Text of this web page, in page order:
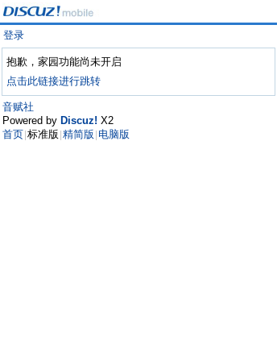
登录
抱歉，家园功能尚未开启
点击此链接进行跳转
音赋社
Powered by Discuz! X2
首页 标准版 精简版 电脑版